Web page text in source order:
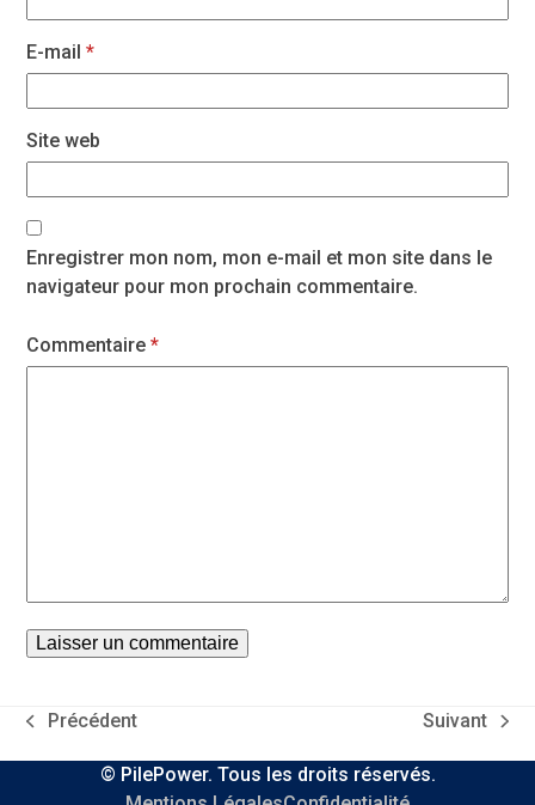
E-mail*
Site web
Enregistrer mon nom, mon e-mail et mon site dans le
navigateur pour mon prochain commentaire.
Commentaire*
previous
post:
Précédent
next
post:
Suivant
© PilePower. Tous les droits réservés.